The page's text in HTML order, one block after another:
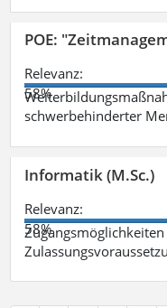
POE:
Relevanz:
58%
schwerbehinderter
Informatik (M.Sc.)
Relevanz:
58%